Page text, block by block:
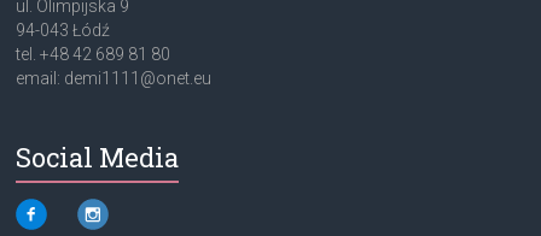
ul. Olimpijska 9
94-043 Łódź
tel. +48 42 689 81 80
email: demi1111@onet.eu
Social Media